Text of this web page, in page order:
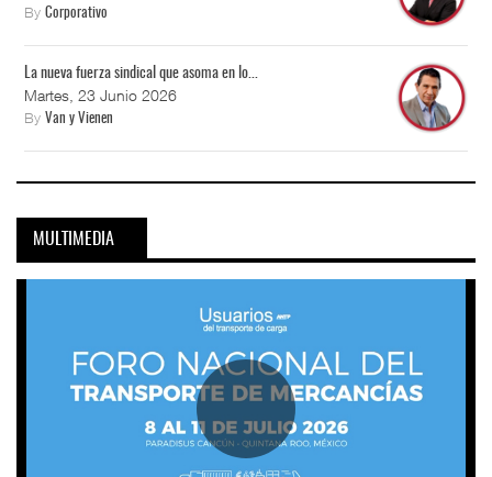
By Corporativo
La nueva fuerza sindical que asoma en lo...
Martes, 23 Junio 2026
By Van y Vienen
MULTIMEDIA